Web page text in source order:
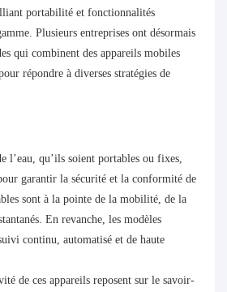
portabilité et fonctionnalités
Plusieurs entreprises ont désormais
qui combinent des appareils mobiles
répondre à diverses stratégies de
l’eau, qu’ils soient portables ou fixes,
garantir la sécurité et la conformité de
sont à la pointe de la mobilité, de la
En revanche, les modèles
continu, automatisé et de haute
de ces appareils reposent sur le savoir-